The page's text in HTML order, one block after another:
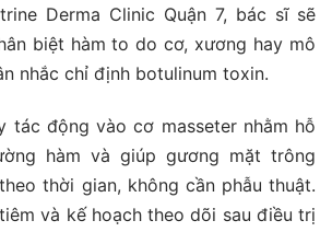
Derma Clinic Quận 7, bác sĩ sẽ
biệt hàm to do cơ, xương hay mô
nhắc chỉ định botulinum toxin.
tác động vào cơ masseter nhằm hỗ
hàm và giúp gương mặt trông
thời gian, không cần phẫu thuật.
và kế hoạch theo dõi sau điều trị